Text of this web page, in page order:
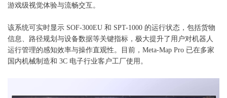
游戏级视觉体验与流畅交互。
该系统可实时显示 SOF-300EU 和 SPT-1000 的运行状态，包括货物
信息、路径规划与设备数据等关键指标，极大提升了用户对机器人
运行管理的感知效率与操作直观性。目前，Meta-Map Pro 已在多家
国内机械制造和 3C 电子行业客户工厂使用。